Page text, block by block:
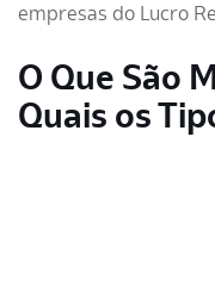
empresas do Lucro
O Que São
Quais os